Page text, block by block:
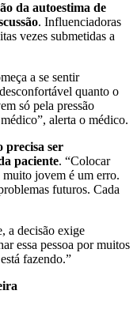
da autoestima de
. Influenciadoras
vezes submetidas a
a se sentir
quanto o
só pela pressão
alerta o médico.
precisa ser
paciente. “Colocar
muito jovem é um erro.
futuros. Cada
a decisão exige
essa pessoa por muitos
fazendo.”